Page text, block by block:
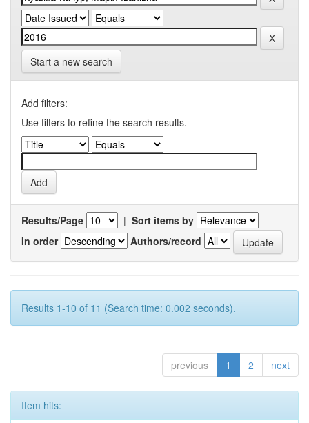
Start a new search
Add filters:
Use filters to refine the search results.
Results/Page | Sort items by
In order
Authors/record
Results 1-10 of 11 (Search time: 0.002 seconds).
previous 1 2 next
Item hits: